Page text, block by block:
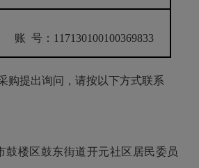
号： 117130100100369833
提出询问，请按以下方式联系
区鼓东街道开元社区居民委员